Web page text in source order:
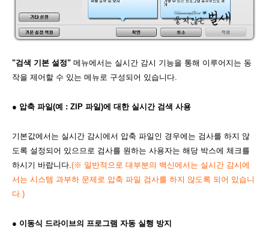
"검색 기본 설정" 메뉴에서는 실시간 감시 기능을 통해 이루어지는 동
작을 제어할 수 있는 메뉴로 구성되어 있습니다.
● 압축 파일(예 : ZIP 파일)에 대한 실시간 검색 사용
기본값에서는 실시간 감시에서 압축 파일인 경우에는 검사를 하지 않
도록 설정되어 있으므로 검사를 원하는 사용자는 해당 박스에 체크를
하시기 바랍니다.(※ 일반적으로 대부분의 백신에서는 실시간 감시에
서는 시스템 과부하 문제로 압축 파일 검사를 하지 않도록 되어 있습니
다.)
● 이동식 드라이브의 프로그램 자동 실행 방지